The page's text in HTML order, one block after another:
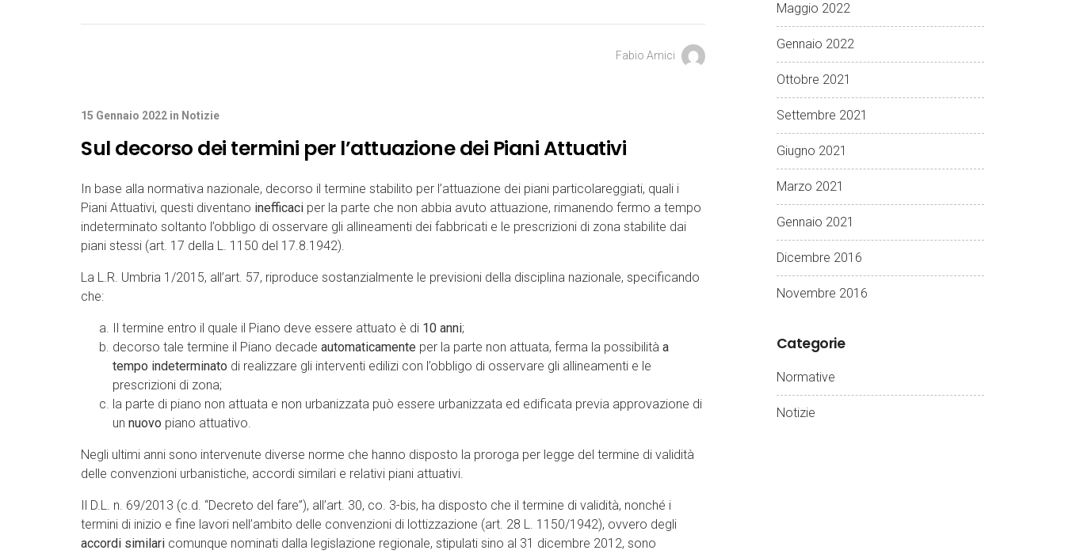
Fabio Amici
15 Gennaio 2022 in Notizie
Sul decorso dei termini per l’attuazione dei Piani Attuativi
In base alla normativa nazionale, decorso il termine stabilito per l’attuazione dei piani particolareggiati, quali i
Piani Attuativi, questi diventano inefficaci per la parte che non abbia avuto attuazione, rimanendo fermo a tempo
indeterminato soltanto l’obbligo di osservare gli allineamenti dei fabbricati e le prescrizioni di zona stabilite dai
piani stessi (art. 17 della L. 1150 del 17.8.1942).
La L.R. Umbria 1/2015, all’art. 57, riproduce sostanzialmente le previsioni della disciplina nazionale, specificando
che:
Il termine entro il quale il Piano deve essere attuato è di 10 anni;
decorso tale termine il Piano decade automaticamente per la parte non attuata, ferma la possibilità a
tempo indeterminato di realizzare gli interventi edilizi con l’obbligo di osservare gli allineamenti e le
prescrizioni di zona;
la parte di piano non attuata e non urbanizzata può essere urbanizzata ed edificata previa approvazione di
un nuovo piano attuativo.
Negli ultimi anni sono intervenute diverse norme che hanno disposto la proroga per legge del termine di validità
delle convenzioni urbanistiche, accordi similari e relativi piani attuativi.
Il D.L. n. 69/2013 (c.d. “Decreto del fare”), all’art. 30, co. 3-bis, ha disposto che il termine di validità, nonché i
termini di inizio e fine lavori nell’ambito delle convenzioni di lottizzazione (art. 28 L. 1150/1942), ovvero degli
accordi similari comunque nominati dalla legislazione regionale, stipulati sino al 31 dicembre 2012, sono
Maggio 2022
Gennaio 2022
Ottobre 2021
Settembre 2021
Giugno 2021
Marzo 2021
Gennaio 2021
Dicembre 2016
Novembre 2016
Categorie
Normative
Notizie